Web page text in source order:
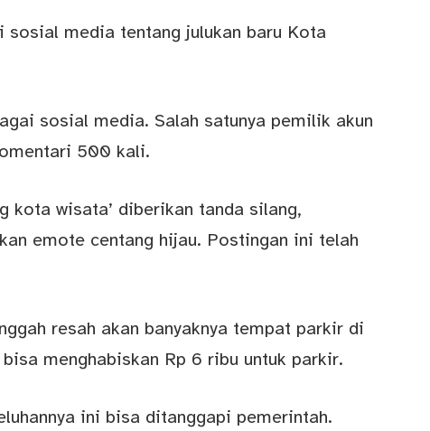
sosial media tentang julukan baru Kota
sosial media. Salah satunya pemilik akun
500 kali.
kota wisata’ diberikan tanda silang,
emote centang hijau. Postingan ini telah
resah akan banyaknya tempat parkir di
menghabiskan Rp 6 ribu untuk parkir.
ini bisa ditanggapi pemerintah.